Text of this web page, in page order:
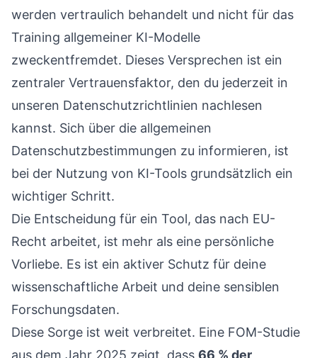
werden vertraulich behandelt und nicht für das
Training allgemeiner KI-Modelle
zweckentfremdet. Dieses Versprechen ist ein
zentraler Vertrauensfaktor, den du jederzeit in
unseren Datenschutzrichtlinien nachlesen
kannst. Sich über die allgemeinen
Datenschutzbestimmungen zu informieren, ist
bei der Nutzung von KI-Tools grundsätzlich ein
wichtiger Schritt.
Die Entscheidung für ein Tool, das nach EU-
Recht arbeitet, ist mehr als eine persönliche
Vorliebe. Es ist ein aktiver Schutz für deine
wissenschaftliche Arbeit und deine sensiblen
Forschungsdaten.
Diese Sorge ist weit verbreitet. Eine FOM-Studie
aus dem Jahr 2025 zeigt, dass 66 % der